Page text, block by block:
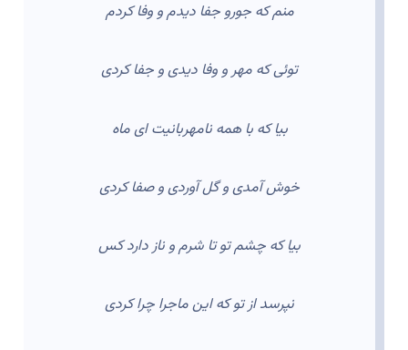
منم که جورو جفا دیدم و وفا کردم
توئی که مهر و وفا دیدی و جفا کردی
بیا که با همه نامهربانیت ای ماه
خوش آمدی و گل آوردی و صفا کردی
بیا که چشم تو تا شرم و ناز دارد کس
نپرسد از تو که این ماجرا چرا کردی